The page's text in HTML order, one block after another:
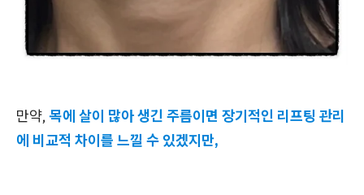
만약,목에 살이 많아 생긴 주름이면 장기적인 리프팅 관리
에 비교적 차이를 느낄 수 있겠지만,